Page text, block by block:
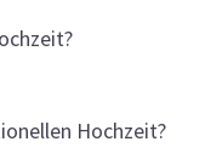
Hochzeit?